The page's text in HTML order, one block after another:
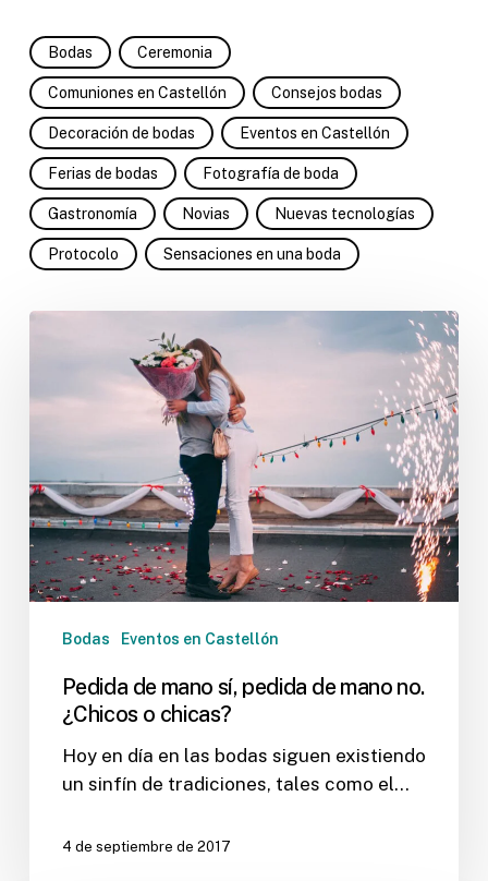
Bodas Ceremonia
Comuniones en Castellón Consejos bodas
Decoración de bodas Eventos en Castellón
Ferias de bodas Fotografía de boda
Gastronomía Novias Nuevas tecnologías
Protocolo Sensaciones en una boda
mano
no.
¿Chicos
o
chicas?
Bodas Eventos en Castellón
Pedida de mano sí, pedida de mano no.
¿Chicos o chicas?
Hoy en día en las bodas siguen existiendo
un sinfín de tradiciones, tales como el…
4 de septiembre de 2017